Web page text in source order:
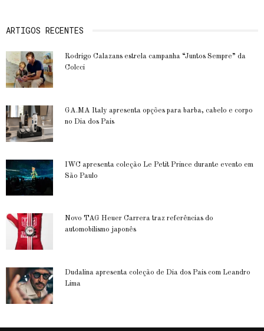
ARTIGOS RECENTES
Rodrigo Calazans estrela campanha “Juntos Sempre” da
Colcci
GA.MA Italy apresenta opções para barba, cabelo e corpo
no Dia dos Pais
IWC apresenta coleção Le Petit Prince durante evento em
São Paulo
Novo TAG Heuer Carrera traz referências do
automobilismo japonês
Dudalina apresenta coleção de Dia dos Pais com Leandro
Lima